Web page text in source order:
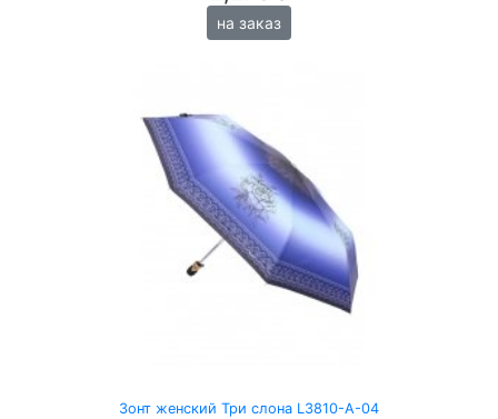
на заказ
Зонт женский Три слона L3810-A-04